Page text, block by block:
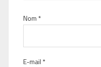
Nom *
E-mail *